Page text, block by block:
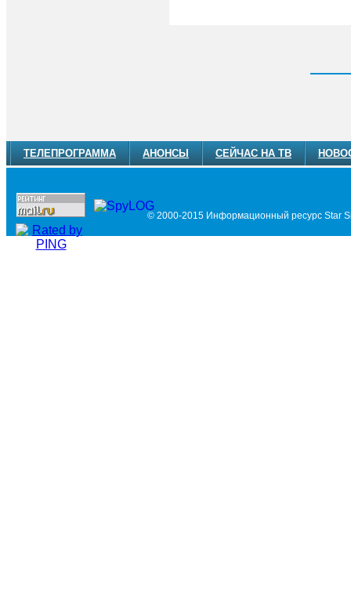
ТЕЛЕПРОГРАММА АНОНСЫ СЕЙЧАС НА ТВ
© 2000-2015 Информационный ресурс Star